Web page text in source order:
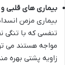
بیماری های قلبی
بیماری مزمن
تنفسی که با
مواجه هستند می
زاویه پشتی بهره